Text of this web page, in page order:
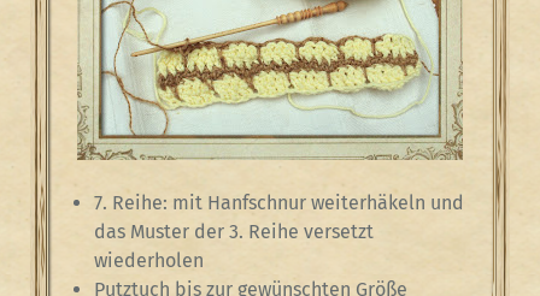
7. Reihe: mit Hanfschnur weiterhäkeln und
das Muster der 3. Reihe versetzt
wiederholen
Putztuch bis zur gewünschten Größe